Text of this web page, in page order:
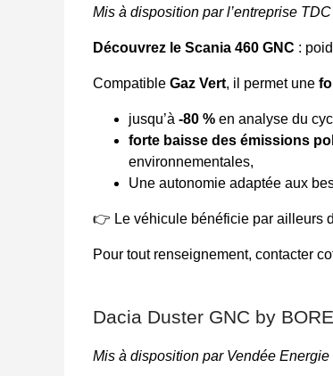
Mis à disposition par l’entreprise
Découvrez le Scania 460 GNC :
Compatible Gaz Vert, il permet une
jusqu’à -80 % en analyse du
forte baisse des émissions
environnementales,
Une autonomie adaptée aux
👉 Le véhicule bénéficie par ailleurs
Pour tout renseignement, contacter
Dacia Duster GNC by
Mis à disposition par Vendée